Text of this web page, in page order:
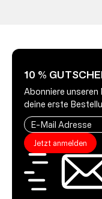
10 %
Abonniere unseren
deine erste
Jetzt anmelden